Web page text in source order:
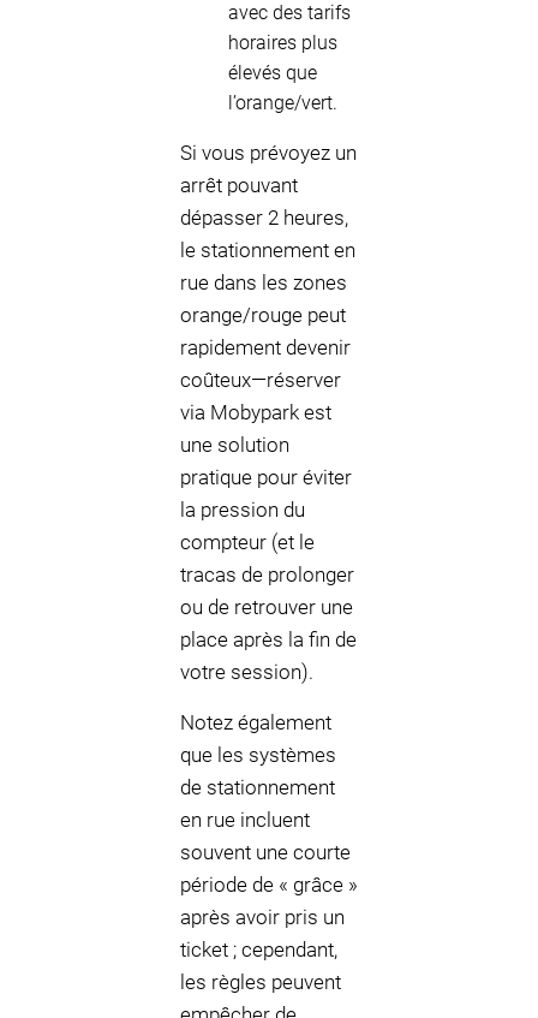
avec des tarifs
horaires plus
élevés que
l’orange/vert.
Si vous prévoyez un
arrêt pouvant
dépasser 2 heures,
le stationnement en
rue dans les zones
orange/rouge peut
rapidement devenir
coûteux—réserver
via Mobypark est
une solution
pratique pour éviter
la pression du
compteur (et le
tracas de prolonger
ou de retrouver une
place après la fin de
votre session).
Notez également
que les systèmes
de stationnement
en rue incluent
souvent une courte
période de « grâce »
après avoir pris un
ticket ; cependant,
les règles peuvent